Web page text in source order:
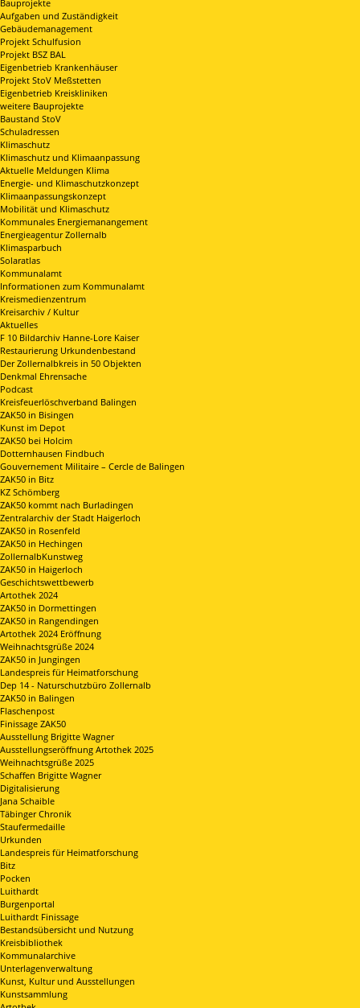
Bauprojekte
Aufgaben und Zuständigkeit
Gebäudemanagement
Projekt Schulfusion
Projekt BSZ BAL
Eigenbetrieb Krankenhäuser
Projekt StoV Meßstetten
Eigenbetrieb Kreiskliniken
weitere Bauprojekte
Baustand StoV
Schuladressen
Klimaschutz
Klimaschutz und Klimaanpassung
Aktuelle Meldungen Klima
Energie- und Klimaschutzkonzept
Klimaanpassungskonzept
Mobilität und Klimaschutz
Kommunales Energiemanangement
Energieagentur Zollernalb
Klimasparbuch
Solaratlas
Kommunalamt
Informationen zum Kommunalamt
Kreismedienzentrum
Kreisarchiv / Kultur
Aktuelles
F 10 Bildarchiv Hanne-Lore Kaiser
Restaurierung Urkundenbestand
Der Zollernalbkreis in 50 Objekten
Denkmal Ehrensache
Podcast
Kreisfeuerlöschverband Balingen
ZAK50 in Bisingen
Kunst im Depot
ZAK50 bei Holcim
Dotternhausen Findbuch
Gouvernement Militaire – Cercle de Balingen
ZAK50 in Bitz
KZ Schömberg
ZAK50 kommt nach Burladingen
Zentralarchiv der Stadt Haigerloch
ZAK50 in Rosenfeld
ZAK50 in Hechingen
ZollernalbKunstweg
ZAK50 in Haigerloch
Geschichtswettbewerb
Artothek 2024
ZAK50 in Dormettingen
ZAK50 in Rangendingen
Artothek 2024 Eröffnung
Weihnachtsgrüße 2024
ZAK50 in Jungingen
Landespreis für Heimatforschung
Dep 14 - Naturschutzbüro Zollernalb
ZAK50 in Balingen
Flaschenpost
Finissage ZAK50
Ausstellung Brigitte Wagner
Ausstellungseröffnung Artothek 2025
Weihnachtsgrüße 2025
Schaffen Brigitte Wagner
Digitalisierung
Jana Schaible
Täbinger Chronik
Staufermedaille
Urkunden
Landespreis für Heimatforschung
Bitz
Pocken
Luithardt
Burgenportal
Luithardt Finissage
Bestandsübersicht und Nutzung
Kreisbibliothek
Kommunalarchive
Unterlagenverwaltung
Kunst, Kultur und Ausstellungen
Kunstsammlung